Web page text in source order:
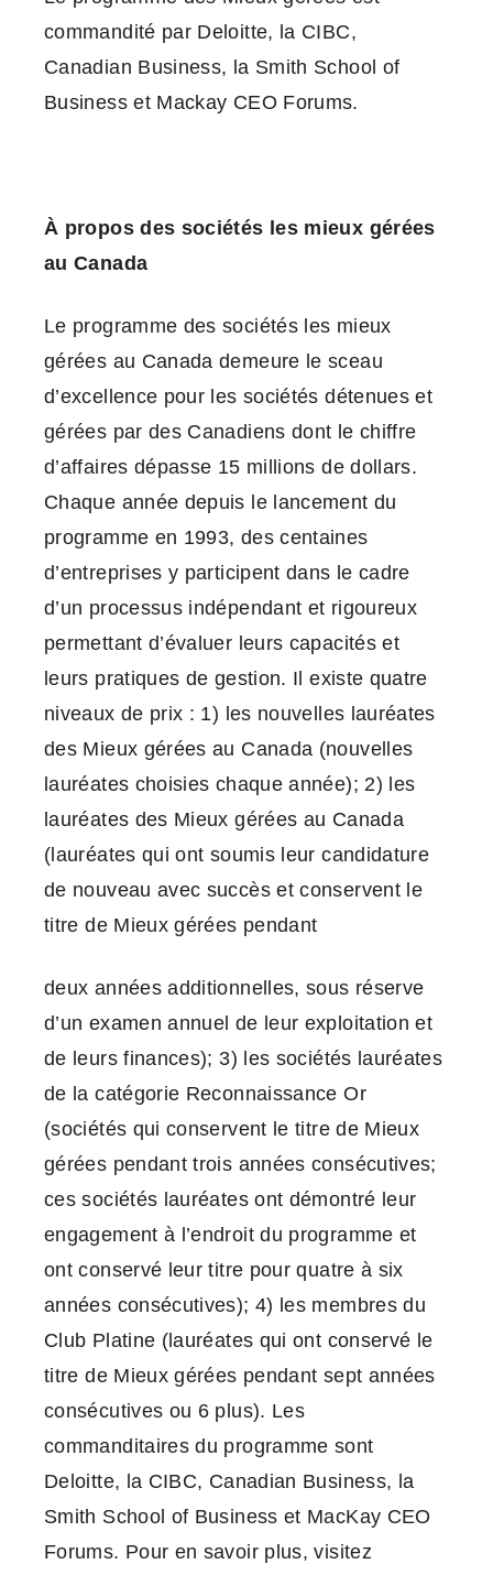
commandité par Deloitte, la CIBC,
Canadian Business, la Smith School of
Business et Mackay CEO Forums.
À propos des sociétés les mieux gérées
au Canada
Le programme des sociétés les mieux
gérées au Canada demeure le sceau
d’excellence pour les sociétés détenues et
gérées par des Canadiens dont le chiffre
d’affaires dépasse 15 millions de dollars.
Chaque année depuis le lancement du
programme en 1993, des centaines
d’entreprises y participent dans le cadre
d’un processus indépendant et rigoureux
permettant d’évaluer leurs capacités et
leurs pratiques de gestion. Il existe quatre
niveaux de prix : 1) les nouvelles lauréates
des Mieux gérées au Canada (nouvelles
lauréates choisies chaque année); 2) les
lauréates des Mieux gérées au Canada
(lauréates qui ont soumis leur candidature
de nouveau avec succès et conservent le
titre de Mieux gérées pendant
deux années additionnelles, sous réserve
d’un examen annuel de leur exploitation et
de leurs finances); 3) les sociétés lauréates
de la catégorie Reconnaissance Or
(sociétés qui conservent le titre de Mieux
gérées pendant trois années consécutives;
ces sociétés lauréates ont démontré leur
engagement à l’endroit du programme et
ont conservé leur titre pour quatre à six
années consécutives); 4) les membres du
Club Platine (lauréates qui ont conservé le
titre de Mieux gérées pendant sept années
consécutives ou 6 plus). Les
commanditaires du programme sont
Deloitte, la CIBC, Canadian Business, la
Smith School of Business et MacKay CEO
Forums. Pour en savoir plus, visitez